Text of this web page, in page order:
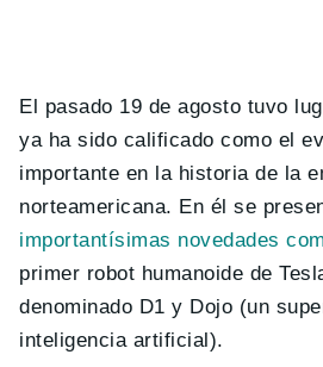
El pasado 19 de agosto tuvo
ya ha sido calificado como el
importante en la historia de la
norteamericana. En él se
importantísimas novedades
primer robot humanoide de
denominado D1 y Dojo (un
inteligencia artificial).